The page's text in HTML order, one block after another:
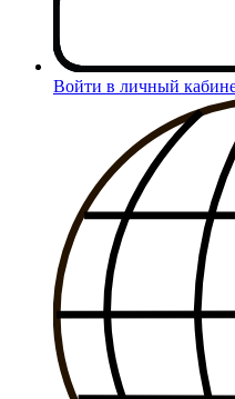
Войти в личный